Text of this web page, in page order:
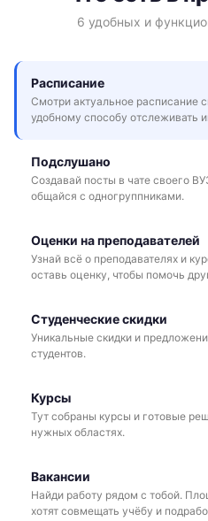
6 удобных и
Расписание
Смотри актуальное расписание
удобному способу отслеживать
Подслушано
Создавай посты в чате своего
общайся с одногруппниками.
Оценки на преподавателей
Узнай всё о преподавателях и
оставь оценку, чтобы помочь
Студенческие скидки
Уникальные скидки и
студентов.
Курсы
Тут собраны курсы и готовые
нужных областях.
Вакансии
Найди работу рядом с тобой.
хотят совмещать учёбу и